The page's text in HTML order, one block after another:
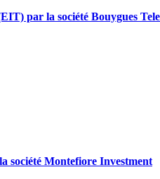
par la société Bouygues
société Montefiore Investment